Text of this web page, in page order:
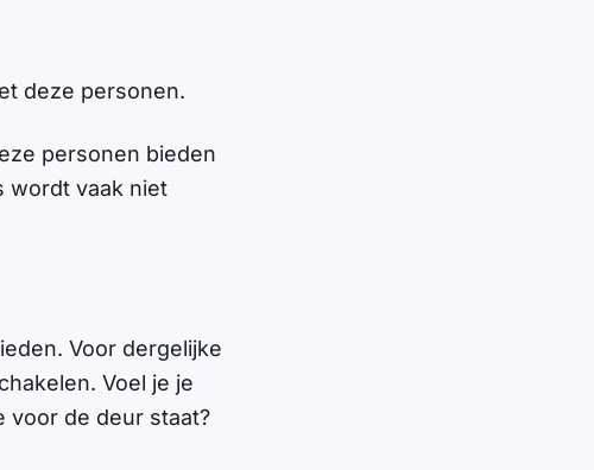
deze personen.
personen bieden
wordt vaak niet
Voor dergelijke
Voel je je
voor de deur staat?